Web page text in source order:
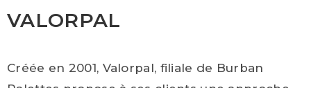
VALORPAL
Créée en 2001, Valorpal, filiale de Burban